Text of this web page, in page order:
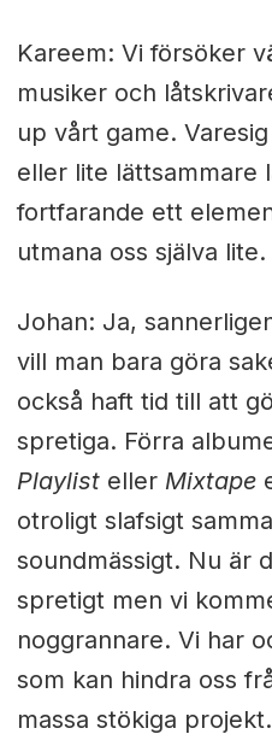
Kareem: Vi försöker
musiker och
up vårt game.
eller lite lättsammare
fortfarande ett
utmana oss själva lite.
Johan: Ja,
vill man bara göra
också haft tid till att
spretiga. Förra
Playlist eller Mixtape
otroligt slafsigt
soundmässigt. Nu är
spretigt men vi
noggrannare. Vi har
som kan hindra oss
massa stökiga projekt.